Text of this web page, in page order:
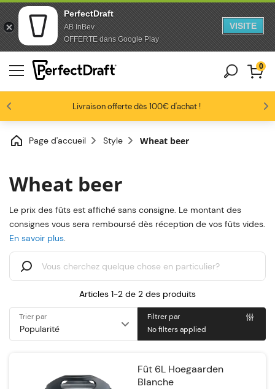
PerfectDraft
AB InBev
OFFERTE dans Google Play
VISITE
Aller au contenu
Sauter au pied de page
Livraison offerte dès 100€ d'achat !
Profitez de -10% dès 3 fûts unitaires
Les amateurs de bière nous adorent
0
Page d'accueil Style Wheat beer
Wheat beer
Le prix des fûts est affiché sans consigne. Le montant des
consignes vous sera remboursé dès réception de vos fûts vides.
En savoir plus.
Articles 1-2 de 2 des produits
Trier par
Filtrer par
No filters applied
Fût 6L Hoegaarden
Blanche